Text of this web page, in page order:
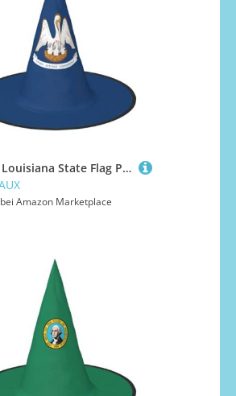
BREAUX Louisiana State Flag Print Halloween Hexe und Zauberer Hut Hexenkostüm für Themendekoration Halloween Party
Amazon Marketplace